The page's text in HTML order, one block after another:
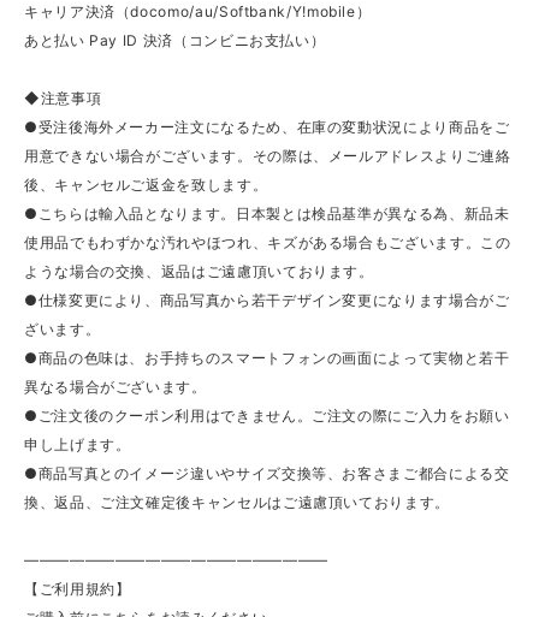
キャリア決済（docomo/au/Softbank/Y!mobile）
あと払い Pay ID 決済（コンビニお支払い）
◆注意事項
●受注後海外メーカー注文になるため、在庫の変動状況により商品をご
用意できない場合がございます。その際は、メールアドレスよりご連絡
後、キャンセルご返金を致します。
●こちらは輸入品となります。日本製とは検品基準が異なる為、新品未
使用品でもわずかな汚れやほつれ、キズがある場合もございます。この
ような場合の交換、返品はご遠慮頂いております。
●仕様変更により、商品写真から若干デザイン変更になります場合がご
ざいます。
●商品の色味は、お手持ちのスマートフォンの画面によって実物と若干
異なる場合がございます。
●ご注文後のクーポン利用はできません。ご注文の際にご入力をお願い
申し上げます。
●商品写真とのイメージ違いやサイズ交換等、お客さまご都合による交
換、返品、ご注文確定後キャンセルはご遠慮頂いております。
————————————————————
【ご利用規約】